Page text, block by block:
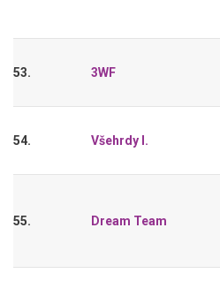
53. 3WF
54. Všehrdy I.
55. Dream Team